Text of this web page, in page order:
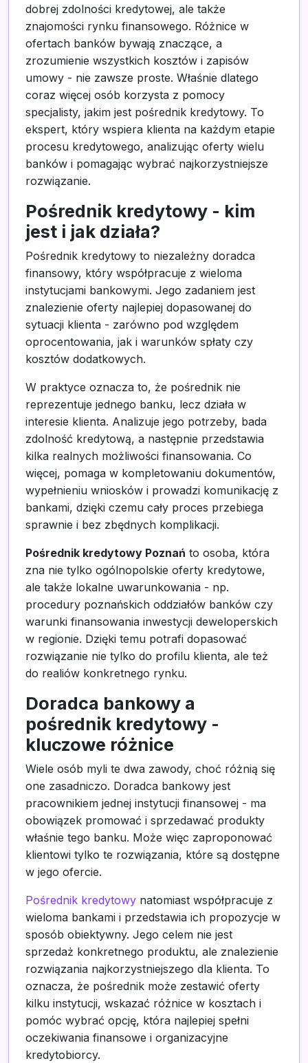
dobrej zdolności kredytowej, ale także
znajomości rynku finansowego. Różnice w
ofertach banków bywają znaczące, a
zrozumienie wszystkich kosztów i zapisów
umowy - nie zawsze proste. Właśnie dlatego
coraz więcej osób korzysta z pomocy
specjalisty, jakim jest pośrednik kredytowy. To
ekspert, który wspiera klienta na każdym etapie
procesu kredytowego, analizując oferty wielu
banków i pomagając wybrać najkorzystniejsze
rozwiązanie.
Pośrednik kredytowy - kim
jest i jak działa?
Pośrednik kredytowy to niezależny doradca
finansowy, który współpracuje z wieloma
instytucjami bankowymi. Jego zadaniem jest
znalezienie oferty najlepiej dopasowanej do
sytuacji klienta - zarówno pod względem
oprocentowania, jak i warunków spłaty czy
kosztów dodatkowych.
W praktyce oznacza to, że pośrednik nie
reprezentuje jednego banku, lecz działa w
interesie klienta. Analizuje jego potrzeby, bada
zdolność kredytową, a następnie przedstawia
kilka realnych możliwości finansowania. Co
więcej, pomaga w kompletowaniu dokumentów,
wypełnieniu wniosków i prowadzi komunikację z
bankami, dzięki czemu cały proces przebiega
sprawnie i bez zbędnych komplikacji.
Pośrednik kredytowy Poznań to osoba, która
zna nie tylko ogólnopolskie oferty kredytowe,
ale także lokalne uwarunkowania - np.
procedury poznańskich oddziałów banków czy
warunki finansowania inwestycji deweloperskich
w regionie. Dzięki temu potrafi dopasować
rozwiązanie nie tylko do profilu klienta, ale też
do realiów konkretnego rynku.
Doradca bankowy a
pośrednik kredytowy -
kluczowe różnice
Wiele osób myli te dwa zawody, choć różnią się
one zasadniczo. Doradca bankowy jest
pracownikiem jednej instytucji finansowej - ma
obowiązek promować i sprzedawać produkty
właśnie tego banku. Może więc zaproponować
klientowi tylko te rozwiązania, które są dostępne
w jego ofercie.
Pośrednik kredytowy natomiast współpracuje z
wieloma bankami i przedstawia ich propozycje w
sposób obiektywny. Jego celem nie jest
sprzedaż konkretnego produktu, ale znalezienie
rozwiązania najkorzystniejszego dla klienta. To
oznacza, że pośrednik może zestawić oferty
kilku instytucji, wskazać różnice w kosztach i
pomóc wybrać opcję, która najlepiej spełni
oczekiwania finansowe i organizacyjne
kredytobiorcy.